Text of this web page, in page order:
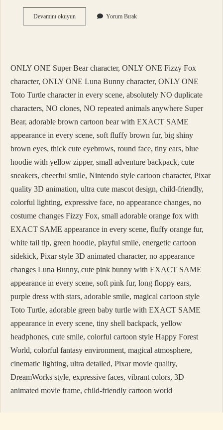
Devamını okuyunArgoda
Sabun
Yorum Bırak
ONLY ONE Super Bear character, ONLY ONE Fizzy Fox
character, ONLY ONE Luna Bunny character, ONLY ONE
Toto Turtle character in every scene, absolutely NO duplicate
characters, NO clones, NO repeated animals anywhere Super
Bear, adorable brown cartoon bear with EXACT SAME
appearance in every scene, soft fluffy brown fur, big shiny
brown eyes, thick cute eyebrows, round face, tiny ears, blue
hoodie with yellow zipper, small adventure backpack, cute
sneakers, cheerful smile, Nintendo style cartoon character, Pixar
quality 3D animation, ultra cute mascot design, child-friendly,
colorful lighting, expressive face, no appearance changes, no
costume changes Fizzy Fox, small adorable orange fox with
EXACT SAME appearance in every scene, fluffy orange fur,
white tail tip, green hoodie, playful smile, energetic cartoon
sidekick, Pixar style 3D animated character, no appearance
changes Luna Bunny, cute pink bunny with EXACT SAME
appearance in every scene, soft pink fur, long floppy ears,
purple dress with stars, adorable smile, magical cartoon style
Toto Turtle, adorable green baby turtle with EXACT SAME
appearance in every scene, tiny shell backpack, yellow
headphones, cute smile, colorful cartoon style Happy Forest
World, colorful fantasy environment, magical atmosphere,
cinematic lighting, ultra detailed, Pixar movie quality,
DreamWorks style, expressive faces, vibrant colors, 3D
animated movie frame, child-friendly cartoon world